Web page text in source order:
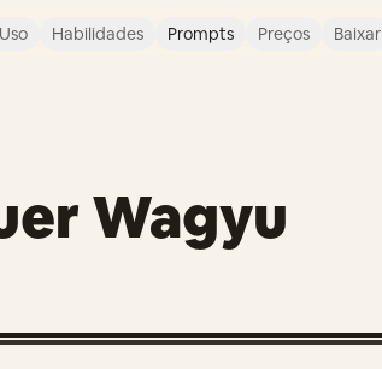
Habilidades Prompts Preços Baixar
Wagyu